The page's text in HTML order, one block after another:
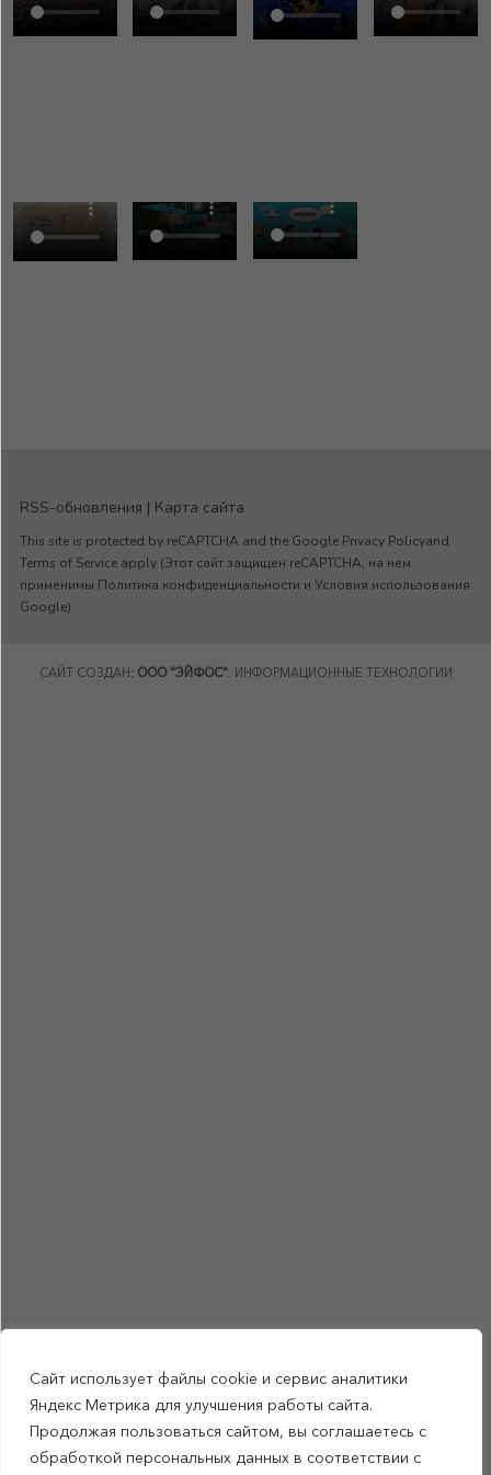
Сайт использует файлы cookie и сервис аналитики
Яндекс Метрика для улучшения работы сайта.
Продолжая пользоваться сайтом, вы соглашаетесь с
обработкой персональных данных в соответствии с
RSS-обновления | Карта сайта
This site is protected by reCAPTCHA and the Google Privacy Policyand
Terms of Service apply (Этот сайт защищен reCAPTCHA, на нем
применимы Политика конфиденциальности и Условия использования
Google).
САЙТ СОЗДАН: ООО "ЭЙФОС". ИНФОРМАЦИОННЫЕ ТЕХНОЛОГИИ